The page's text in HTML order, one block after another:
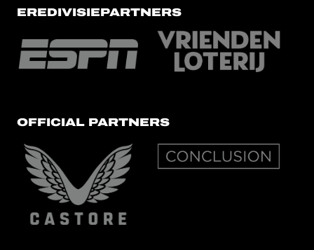
EREDIVISIEPARTNERS
OFFICIAL PARTNERS